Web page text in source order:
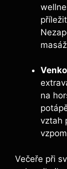
na
vztah
Večeře při